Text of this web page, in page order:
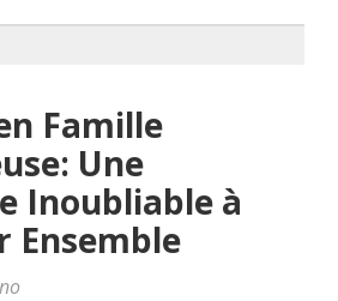
Famille
Une
Inoubliable à
Ensemble